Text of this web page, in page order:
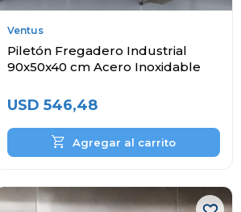
Ventus
Piletón Fregadero Industrial
90x50x40 cm Acero Inoxidable
USD 546,48